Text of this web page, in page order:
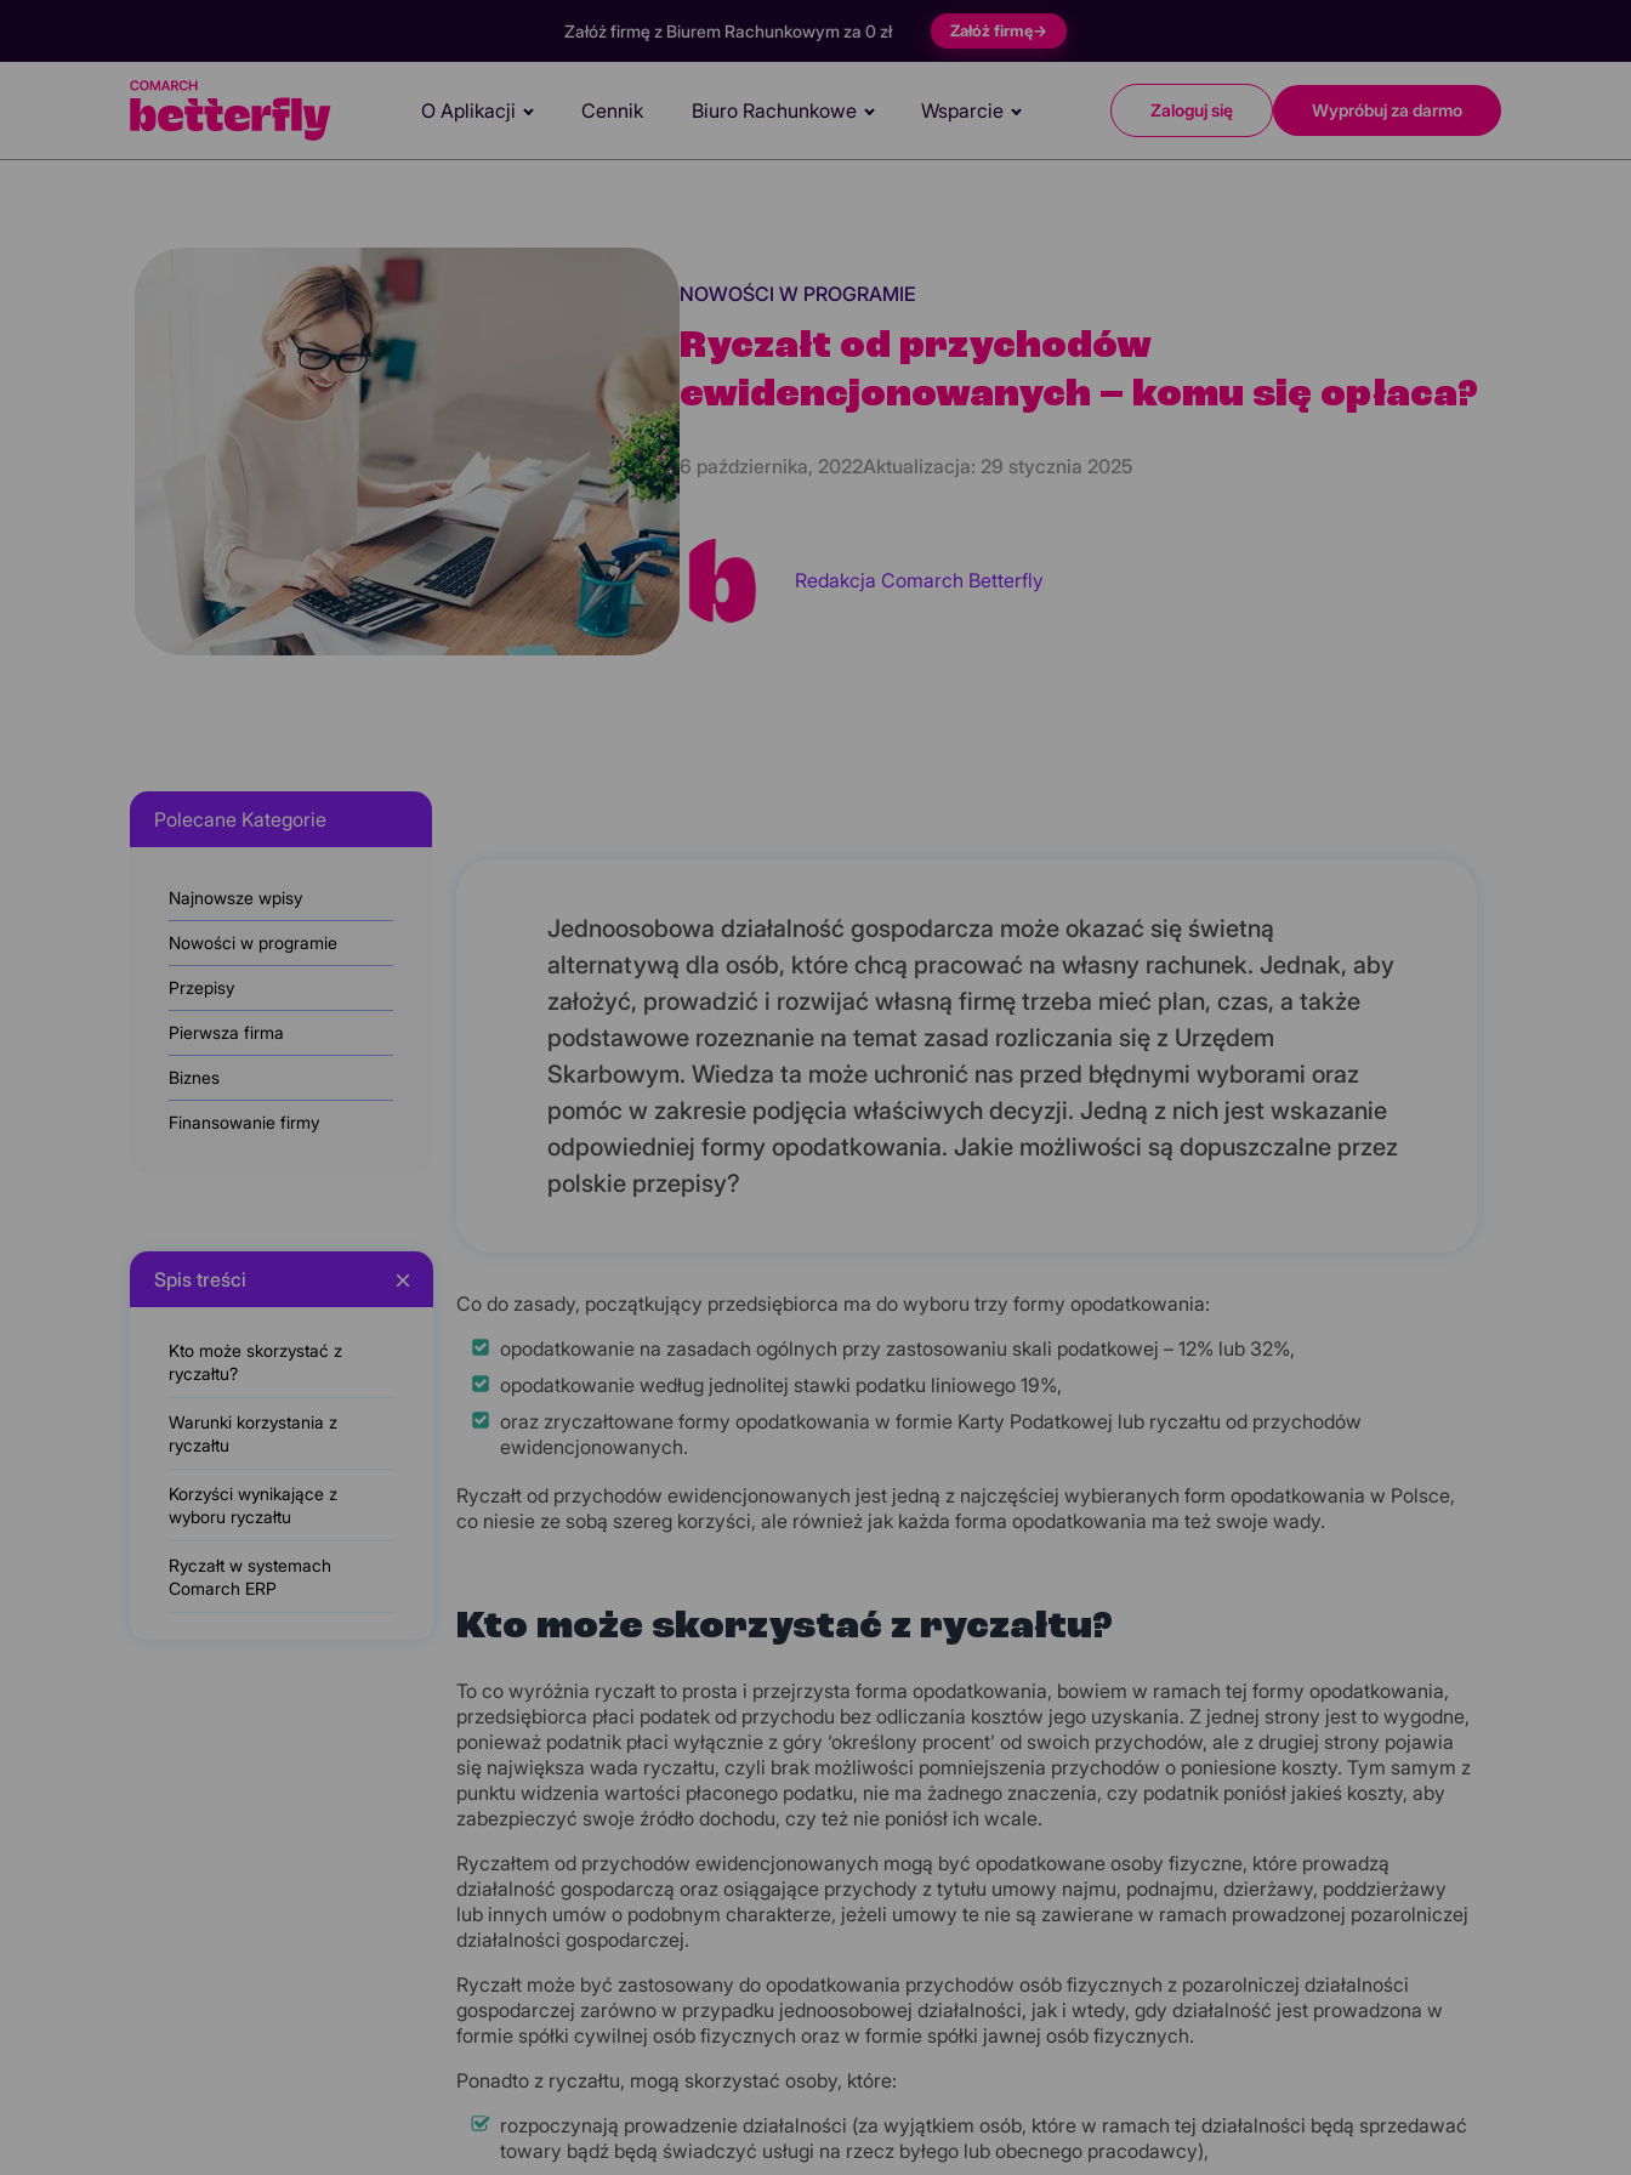
Załóż firmę z Biurem Rachunkowym za 0 zł Załóż firmę→
O Aplikacji Cennik Biuro Rachunkowe Wsparcie Zaloguj się Wypróbuj za darmo
NOWOŚCI W PROGRAMIE
Ryczałt od przychodów
ewidencjonowanych – komu się opłaca?
6 października, 2022Aktualizacja: 29 stycznia 2025
Redakcja Comarch Betterfly
Polecane Kategorie
Najnowsze wpisy
Nowości w programie
Przepisy
Pierwsza firma
Biznes
Finansowanie firmy
Spis treści
Kto może skorzystać z
ryczałtu?
Warunki korzystania z
ryczałtu
Korzyści wynikające z
wyboru ryczałtu
Ryczałt w systemach
Comarch ERP
Jednoosobowa działalność gospodarcza może okazać się świetną
alternatywą dla osób, które chcą pracować na własny rachunek. Jednak, aby
założyć, prowadzić i rozwijać własną firmę trzeba mieć plan, czas, a także
podstawowe rozeznanie na temat zasad rozliczania się z Urzędem
Skarbowym. Wiedza ta może uchronić nas przed błędnymi wyborami oraz
pomóc w zakresie podjęcia właściwych decyzji. Jedną z nich jest wskazanie
odpowiedniej formy opodatkowania. Jakie możliwości są dopuszczalne przez
polskie przepisy?
Co do zasady, początkujący przedsiębiorca ma do wyboru trzy formy opodatkowania:
opodatkowanie na zasadach ogólnych przy zastosowaniu skali podatkowej – 12% lub 32%,
opodatkowanie według jednolitej stawki podatku liniowego 19%,
oraz zryczałtowane formy opodatkowania w formie Karty Podatkowej lub ryczałtu od przychodów
ewidencjonowanych.
Ryczałt od przychodów ewidencjonowanych jest jedną z najczęściej wybieranych form opodatkowania w Polsce,
co niesie ze sobą szereg korzyści, ale również jak każda forma opodatkowania ma też swoje wady.
Kto może skorzystać z ryczałtu?
To co wyróżnia ryczałt to prosta i przejrzysta forma opodatkowania, bowiem w ramach tej formy opodatkowania,
przedsiębiorca płaci podatek od przychodu bez odliczania kosztów jego uzyskania. Z jednej strony jest to wygodne,
ponieważ podatnik płaci wyłącznie z góry ‘określony procent’ od swoich przychodów, ale z drugiej strony pojawia
się największa wada ryczałtu, czyli brak możliwości pomniejszenia przychodów o poniesione koszty. Tym samym z
punktu widzenia wartości płaconego podatku, nie ma żadnego znaczenia, czy podatnik poniósł jakieś koszty, aby
zabezpieczyć swoje źródło dochodu, czy też nie poniósł ich wcale.
Ryczałtem od przychodów ewidencjonowanych mogą być opodatkowane osoby fizyczne, które prowadzą
działalność gospodarczą oraz osiągające przychody z tytułu umowy najmu, podnajmu, dzierżawy, poddzierżawy
lub innych umów o podobnym charakterze, jeżeli umowy te nie są zawierane w ramach prowadzonej pozarolniczej
działalności gospodarczej.
Ryczałt może być zastosowany do opodatkowania przychodów osób fizycznych z pozarolniczej działalności
gospodarczej zarówno w przypadku jednoosobowej działalności, jak i wtedy, gdy działalność jest prowadzona w
formie spółki cywilnej osób fizycznych oraz w formie spółki jawnej osób fizycznych.
Ponadto z ryczałtu, mogą skorzystać osoby, które:
rozpoczynają prowadzenie działalności (za wyjątkiem osób, które w ramach tej działalności będą sprzedawać
towary bądź będą świadczyć usługi na rzecz byłego lub obecnego pracodawcy),